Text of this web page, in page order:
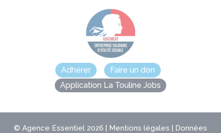
Adhérer
Faire un don
Application La Touline Jobs
© Agence Essentiel 2026 | Mentions légales | Données